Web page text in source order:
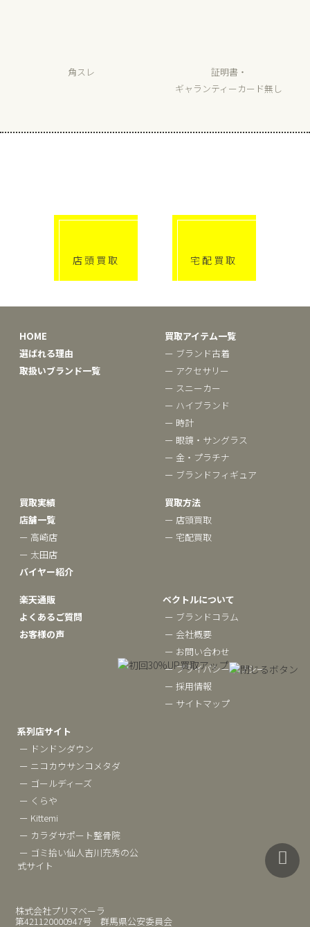
角スレ
証明書・
ギャランティーカード無し
店頭買取 宅配買取
HOME
選ばれる理由
取扱いブランド一覧
買取アイテム一覧
ー ブランド古着
ー アクセサリー
ー スニーカー
ー ハイブランド
ー 時計
ー 眼鏡・サングラス
ー 金・プラチナ
ー ブランドフィギュア
買取実績
店舗一覧
ー 高崎店
ー 太田店
バイヤー紹介
買取方法
ー 店頭買取
ー 宅配買取
楽天通販
よくあるご質問
お客様の声
ベクトルについて
ー ブランドコラム
ー 会社概要
ー お問い合わせ
ー プライバシーポリシー
ー 採用情報
ー サイトマップ
系列店サイト
ー ドンドンダウン
ー ニコカウサンコメタダ
ー ゴールディーズ
ー くらや
ー Kittemi
ー カラダサポート整骨院
ー ゴミ拾い仙人吉川充秀の公
式サイト
株式会社プリマベーラ
第421120000947号 群馬県公安委員会